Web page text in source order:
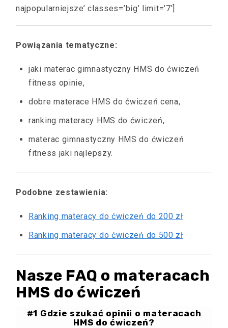
najpopularniejsze’ classes=’big’ limit=’7′]
Powiązania tematyczne:
jaki materac gimnastyczny HMS do ćwiczeń
fitness opinie,
dobre materace HMS do ćwiczeń cena,
ranking materacy HMS do ćwiczeń,
materac gimnastyczny HMS do ćwiczeń
fitness jaki najlepszy.
Podobne zestawienia:
Ranking materacy do ćwiczeń do 200 zł
Ranking materacy do ćwiczeń do 500 zł
Nasze FAQ o materacach
HMS do ćwiczeń
#1 Gdzie szukać opinii o materacach
HMS do ćwiczeń?